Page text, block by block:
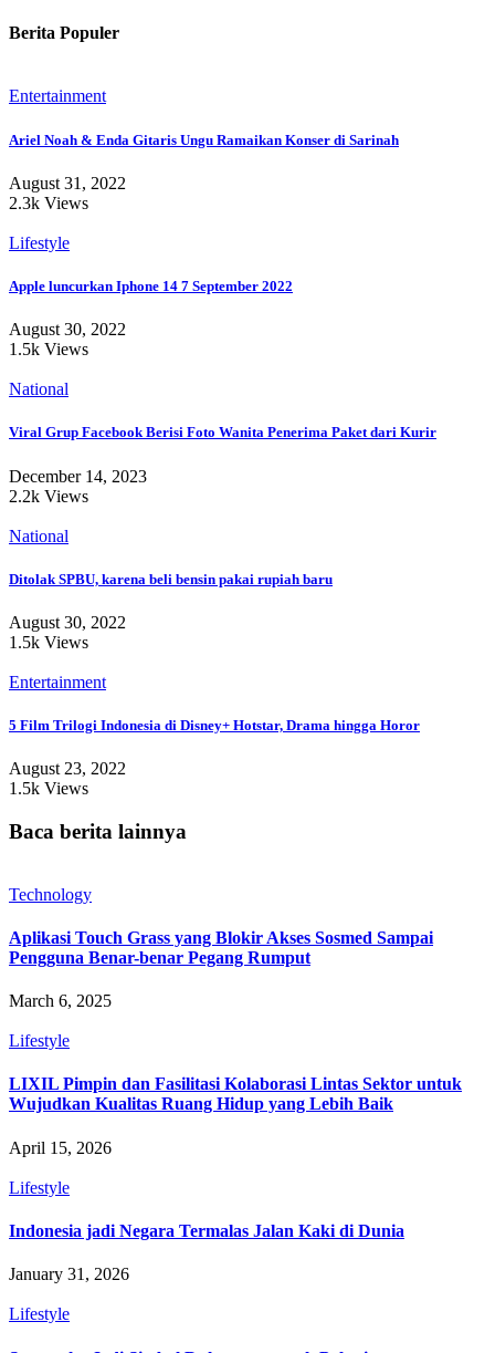
Berita Populer
Entertainment
Ariel Noah & Enda Gitaris Ungu Ramaikan Konser di Sarinah
August 31, 2022
2.3k Views
Lifestyle
Apple luncurkan Iphone 14 7 September 2022
August 30, 2022
1.5k Views
National
Viral Grup Facebook Berisi Foto Wanita Penerima Paket dari Kurir
December 14, 2023
2.2k Views
National
Ditolak SPBU, karena beli bensin pakai rupiah baru
August 30, 2022
1.5k Views
Entertainment
5 Film Trilogi Indonesia di Disney+ Hotstar, Drama hingga Horor
August 23, 2022
1.5k Views
Baca berita lainnya
Technology
Aplikasi Touch Grass yang Blokir Akses Sosmed Sampai
Pengguna Benar-benar Pegang Rumput
March 6, 2025
Lifestyle
LIXIL Pimpin dan Fasilitasi Kolaborasi Lintas Sektor untuk
Wujudkan Kualitas Ruang Hidup yang Lebih Baik
April 15, 2026
Lifestyle
Indonesia jadi Negara Termalas Jalan Kaki di Dunia
January 31, 2026
Lifestyle